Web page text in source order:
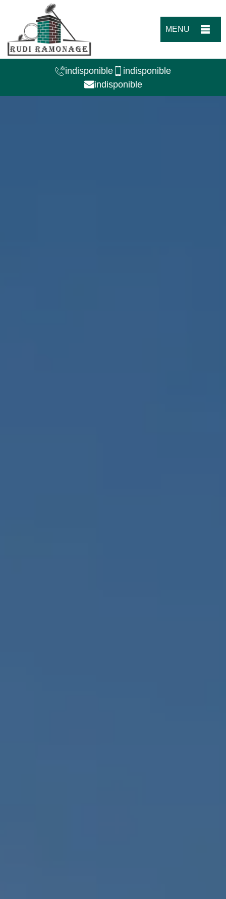
MENU
indisponible
indisponible
indisponible